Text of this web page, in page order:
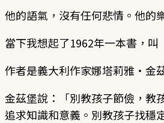
他的語氣，沒有任何悲情。他的
當下我想起了1962年一本書，
作者是義大利作家娜塔莉雅・金
金茲堡說：「別教孩子節儉，教
追求知識和意義。別教孩子找穩